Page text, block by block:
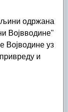
одржана
Војвводине"
Војводине уз
и